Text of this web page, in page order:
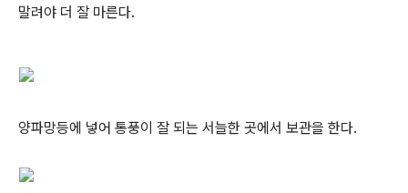
말려야 더 잘 마른다.
양파망등에 넣어 통풍이 잘 되는 서늘한 곳에서 보관을 한다.